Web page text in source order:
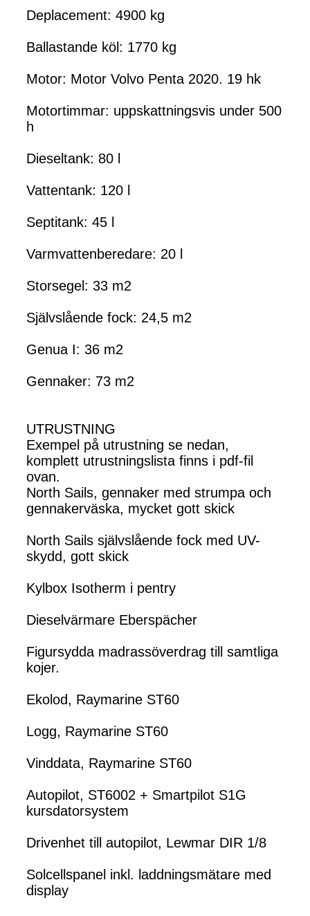
Deplacement: 4900 kg
Ballastande köl: 1770 kg
Motor: Motor Volvo Penta 2020. 19 hk
Motortimmar: uppskattningsvis under 500
h
Dieseltank: 80 l
Vattentank: 120 l
Septitank: 45 l
Varmvattenberedare: 20 l
Storsegel: 33 m2
Självslående fock: 24,5 m2
Genua I: 36 m2
Gennaker: 73 m2
UTRUSTNING
Exempel på utrustning se nedan,
komplett utrustningslista finns i pdf-fil
ovan.
North Sails, gennaker med strumpa och
gennakerväska, mycket gott skick
North Sails självslående fock med UV-
skydd, gott skick
Kylbox Isotherm i pentry
Dieselvärmare Eberspächer
Figursydda madrassöverdrag till samtliga
kojer.
Ekolod, Raymarine ST60
Logg, Raymarine ST60
Vinddata, Raymarine ST60
Autopilot, ST6002 + Smartpilot S1G
kursdatorsystem
Drivenhet till autopilot, Lewmar DIR 1/8
Solcellspanel inkl. laddningsmätare med
display